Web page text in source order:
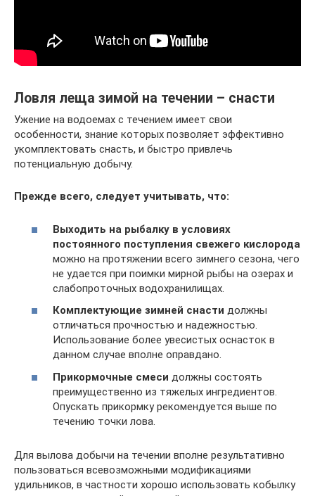
Ловля леща зимой на течении – снасти
Ужение на водоемах с течением имеет свои
особенности, знание которых позволяет эффективно
укомплектовать снасть, и быстро привлечь
потенциальную добычу.
Прежде всего, следует учитывать, что:
Выходить на рыбалку в условиях
постоянного поступления свежего кислорода
можно на протяжении всего зимнего сезона, чего
не удается при поимки мирной рыбы на озерах и
слабопроточных водохранилищах.
Комплектующие зимней снасти должны
отличаться прочностью и надежностью.
Использование более увесистых оснасток в
данном случае вполне оправдано.
Прикормочные смеси должны состоять
преимущественно из тяжелых ингредиентов.
Опускать прикормку рекомендуется выше по
течению точки лова.
Для вылова добычи на течении вполне результативно
пользоваться всевозможными модификациями
удильников, в частности хорошо использовать кобылку